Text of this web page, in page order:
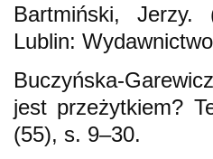
Bartmiński, Jerzy.
Lublin:
Buczyńska-
jest przeżytkiem?
(55), s. 9–30.